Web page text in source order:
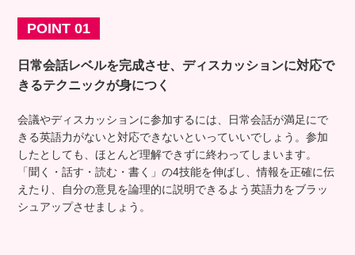
POINT 01
日常会話レベルを完成させ、ディスカッションに対応で
きるテクニックが身につく
会議やディスカッションに参加するには、日常会話が満足にで
きる英語力がないと対応できないといっていいでしょう。参加
したとしても、ほとんど理解できずに終わってしまいます。
「聞く・話す・読む・書く」の4技能を伸ばし、情報を正確に伝
えたり、自分の意見を論理的に説明できるよう英語力をブラッ
シュアップさせましょう。